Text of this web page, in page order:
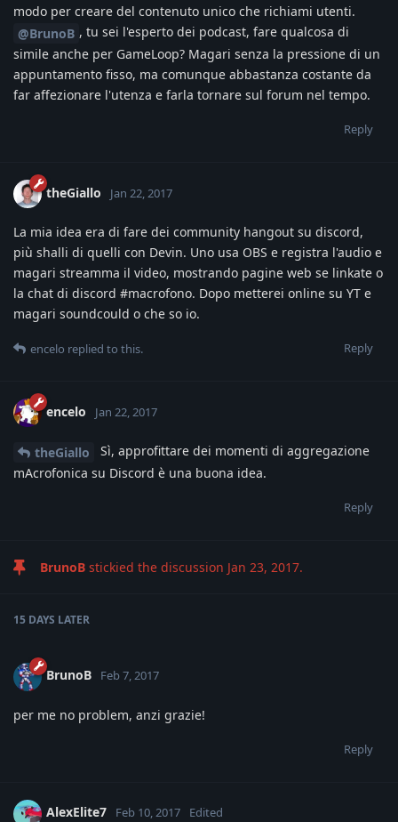
modo per creare del contenuto unico che richiami utenti.
@BrunoB , tu sei l'esperto dei podcast, fare qualcosa di
simile anche per GameLoop? Magari senza la pressione di un
appuntamento fisso, ma comunque abbastanza costante da
far affezionare l'utenza e farla tornare sul forum nel tempo.
Reply
theGiallo Jan 22, 2017
La mia idea era di fare dei community hangout su discord,
più shalli di quelli con Devin. Uno usa OBS e registra l'audio e
magari streamma il video, mostrando pagine web se linkate o
la chat di discord #macrofono. Dopo metterei online su YT e
magari soundcould o che so io.
Reply
encelo replied to this.
encelo Jan 22, 2017
theGiallo
Sì, approfittare dei momenti di aggregazione
mAcrofonica su Discord è una buona idea.
Reply
BrunoB stickied the discussion Jan 23, 2017.
15 DAYS LATER
BrunoB Feb 7, 2017
per me no problem, anzi grazie!
Reply
AlexElite7 Feb 10, 2017 Edited